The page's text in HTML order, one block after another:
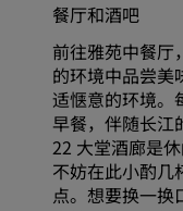
餐厅和酒吧
前往雅苑中餐厅
的环境中品尝美
适惬意的环境。
早餐，伴随长江
22 大堂酒廊是
不妨在此小酌几
点。想要换一换